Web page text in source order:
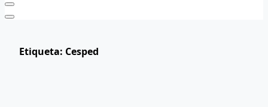
Etiqueta: Cesped